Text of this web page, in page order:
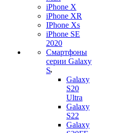
iPhone X
iPhone XR
IPhone Xs
iPhone SE
2020
Смартфоны
серии Galaxy
S
Galaxy
S20
Ultra
Galaxy
S22
Galaxy